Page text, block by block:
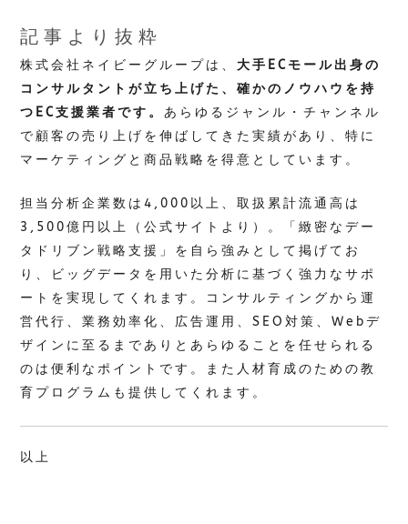
記事より抜粋
株式会社ネイビーグループは、 大手ECモール出身の
コンサルタントが立ち上げた、確かのノウハウを持
つEC支援業者です。 あらゆるジャンル・チャンネル
で顧客の売り上げを伸ばしてきた実績があり、特に
マーケティングと商品戦略を得意としています。
担当分析企業数は4,000以上、取扱累計流通高は
3,500億円以上（公式サイトより）。「緻密なデー
タドリブン戦略支援」を自ら強みとして掲げてお
り、ビッグデータを用いた分析に基づく強力なサポ
ートを実現してくれます。コンサルティングから運
営代行、業務効率化、広告運用、SEO対策、Webデ
ザインに至るまでありとあらゆることを任せられる
のは便利なポイントです。また人材育成のための教
育プログラムも提供してくれます。
以上